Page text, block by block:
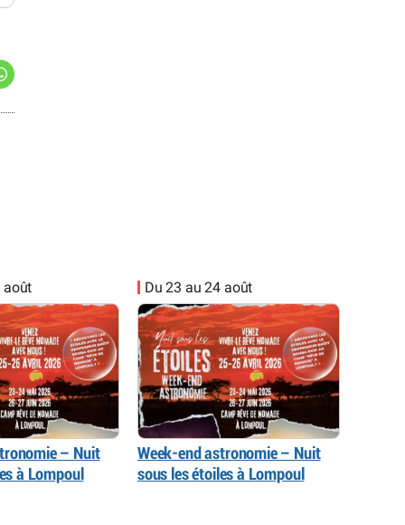
août
– Nuit
à Lompoul
Du 23 au 24 août
Week-end astronomie – Nuit
sous les étoiles à Lompoul